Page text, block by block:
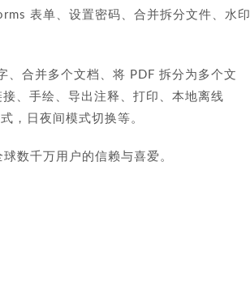
表单、设置密码、合并拆分文件、水印
合并多个文档、将 PDF 拆分为多个文
、手绘、导出注释、打印、本地离线
日夜间模式切换等。
数千万用户的信赖与喜爱。